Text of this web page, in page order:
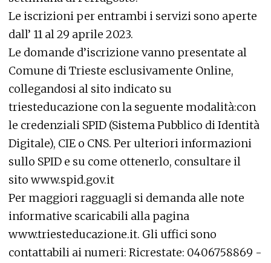
Le iscrizioni per entrambi i servizi sono aperte
dall’ 11 al 29 aprile 2023.
Le domande d’iscrizione vanno presentate al
Comune di Trieste esclusivamente Online,
collegandosi al sito indicato su
triesteducazione con la seguente modalità:con
le credenziali SPID (Sistema Pubblico di Identità
Digitale), CIE o CNS. Per ulteriori informazioni
sullo SPID e su come ottenerlo, consultare il
sito www.spid.gov.it
Per maggiori ragguagli si demanda alle note
informative scaricabili alla pagina
www.triesteducazione.it. Gli uffici sono
contattabili ai numeri: Ricrestate: 0406758869 -